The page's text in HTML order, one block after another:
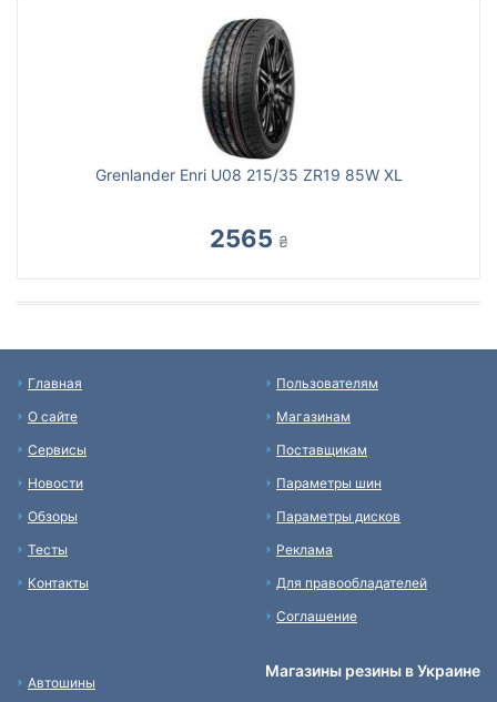
Grenlander Enri U08 215/35 ZR19 85W XL
2565 ₴
Главная
О сайте
Сервисы
Новости
Обзоры
Тесты
Контакты
Пользователям
Магазинам
Поставщикам
Параметры шин
Параметры дисков
Реклама
Для правообладателей
Соглашение
Автошины
Магазины резины в Украине